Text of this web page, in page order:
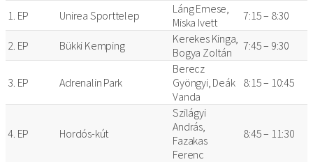
1. EP Unirea Sporttelep
Láng Emese,
Miska Ivett
7:15 – 8:30
2. EP Bükki Kemping
Kerekes Kinga,
Bogya Zoltán
7:45 – 9:30
3. EP Adrenalin Park
Berecz
Gyöngyi, Deák
Vanda
8:15 – 10:45
4. EP Hordós-kút
Szilágyi
András,
Fazakas
Ferenc
8:45 – 11:30